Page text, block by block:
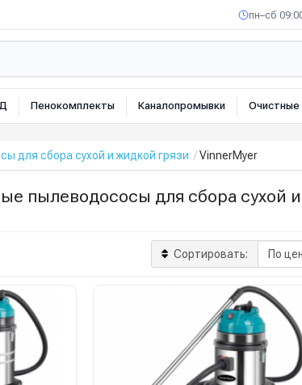
пн–сб
Пенокомплекты Каналопромывки
для сбора сухой и жидкой грязи VinnerMyer
пылеводососы для сбора сухой
Сортировать: